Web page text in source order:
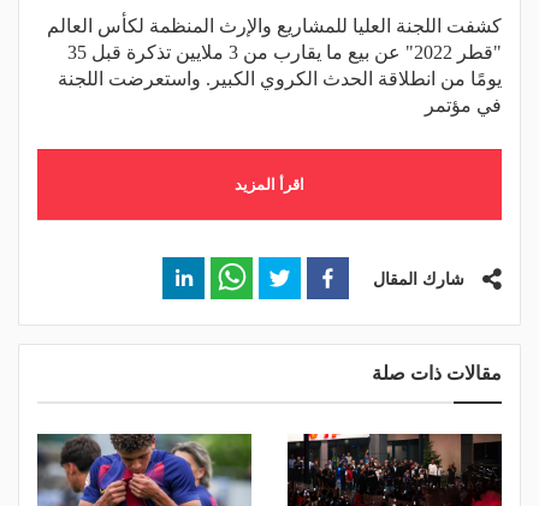
كشفت اللجنة العليا للمشاريع والإرث المنظمة لكأس العالم
"قطر 2022" عن بيع ما يقارب من 3 ملايين تذكرة قبل 35
يومًا من انطلاقة الحدث الكروي الكبير. واستعرضت اللجنة
في مؤتمر
اقرأ المزيد
شارك المقال
مقالات ذات صلة